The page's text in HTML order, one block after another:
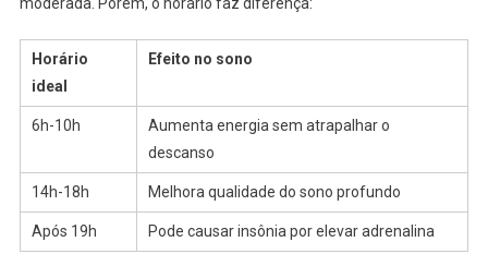
Horário
ideal
Efeito no sono
6h-10h
Aumenta energia sem atrapalhar o
descanso
14h-18h Melhora qualidade do sono profundo
Após 19h Pode causar insônia por elevar adrenalina